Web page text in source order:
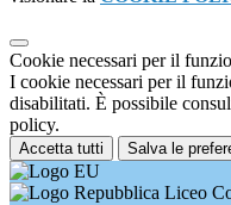
Cookie necessari per il
I cookie necessari per il
disabilitati. È possibile
policy.
Accetta tutti Salva le
Liceo